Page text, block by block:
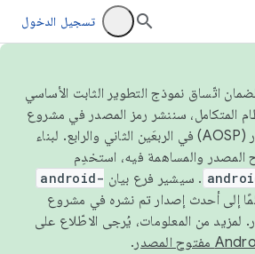
تسجيل الدخول
من عام 2026، ولضمان اتّساق نموذج التطوير الثابت الأساسي
المتكامل، سننشر رمز المصدر في مشروع
Android مفتوح المصدر (AOSP) في الربعَين الثاني والرابع. لبناء
. سيشير فرع بيان android-
إلى أحدث إصدار تم نشره في مشروع
.